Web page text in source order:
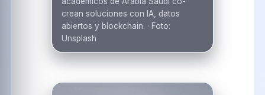
crean soluciones con IA, datos
abiertos y blockchain. · Foto:
Unsplash